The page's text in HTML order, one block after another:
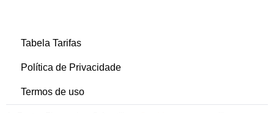
Tabela Tarifas
Política de Privacidade
Termos de uso